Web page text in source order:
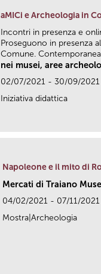
aMICi e Archeologia in
Incontri in presenza e
Proseguono in presenza
Comune.
nei musei, aree
02/07/2021 - 30/09/2021
Iniziativa didattica
Napoleone e il mito di
Mercati di Traiano
04/02/2021 - 07/11/2021
Mostra|Archeologia